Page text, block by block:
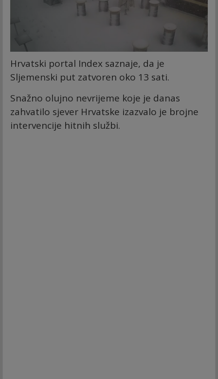
Hrvatski portal Index saznaje, da je
Sljemenski put zatvoren oko 13 sati.
Snažno olujno nevrijeme koje je danas
zahvatilo sjever Hrvatske izazvalo je brojne
intervencije hitnih službi.